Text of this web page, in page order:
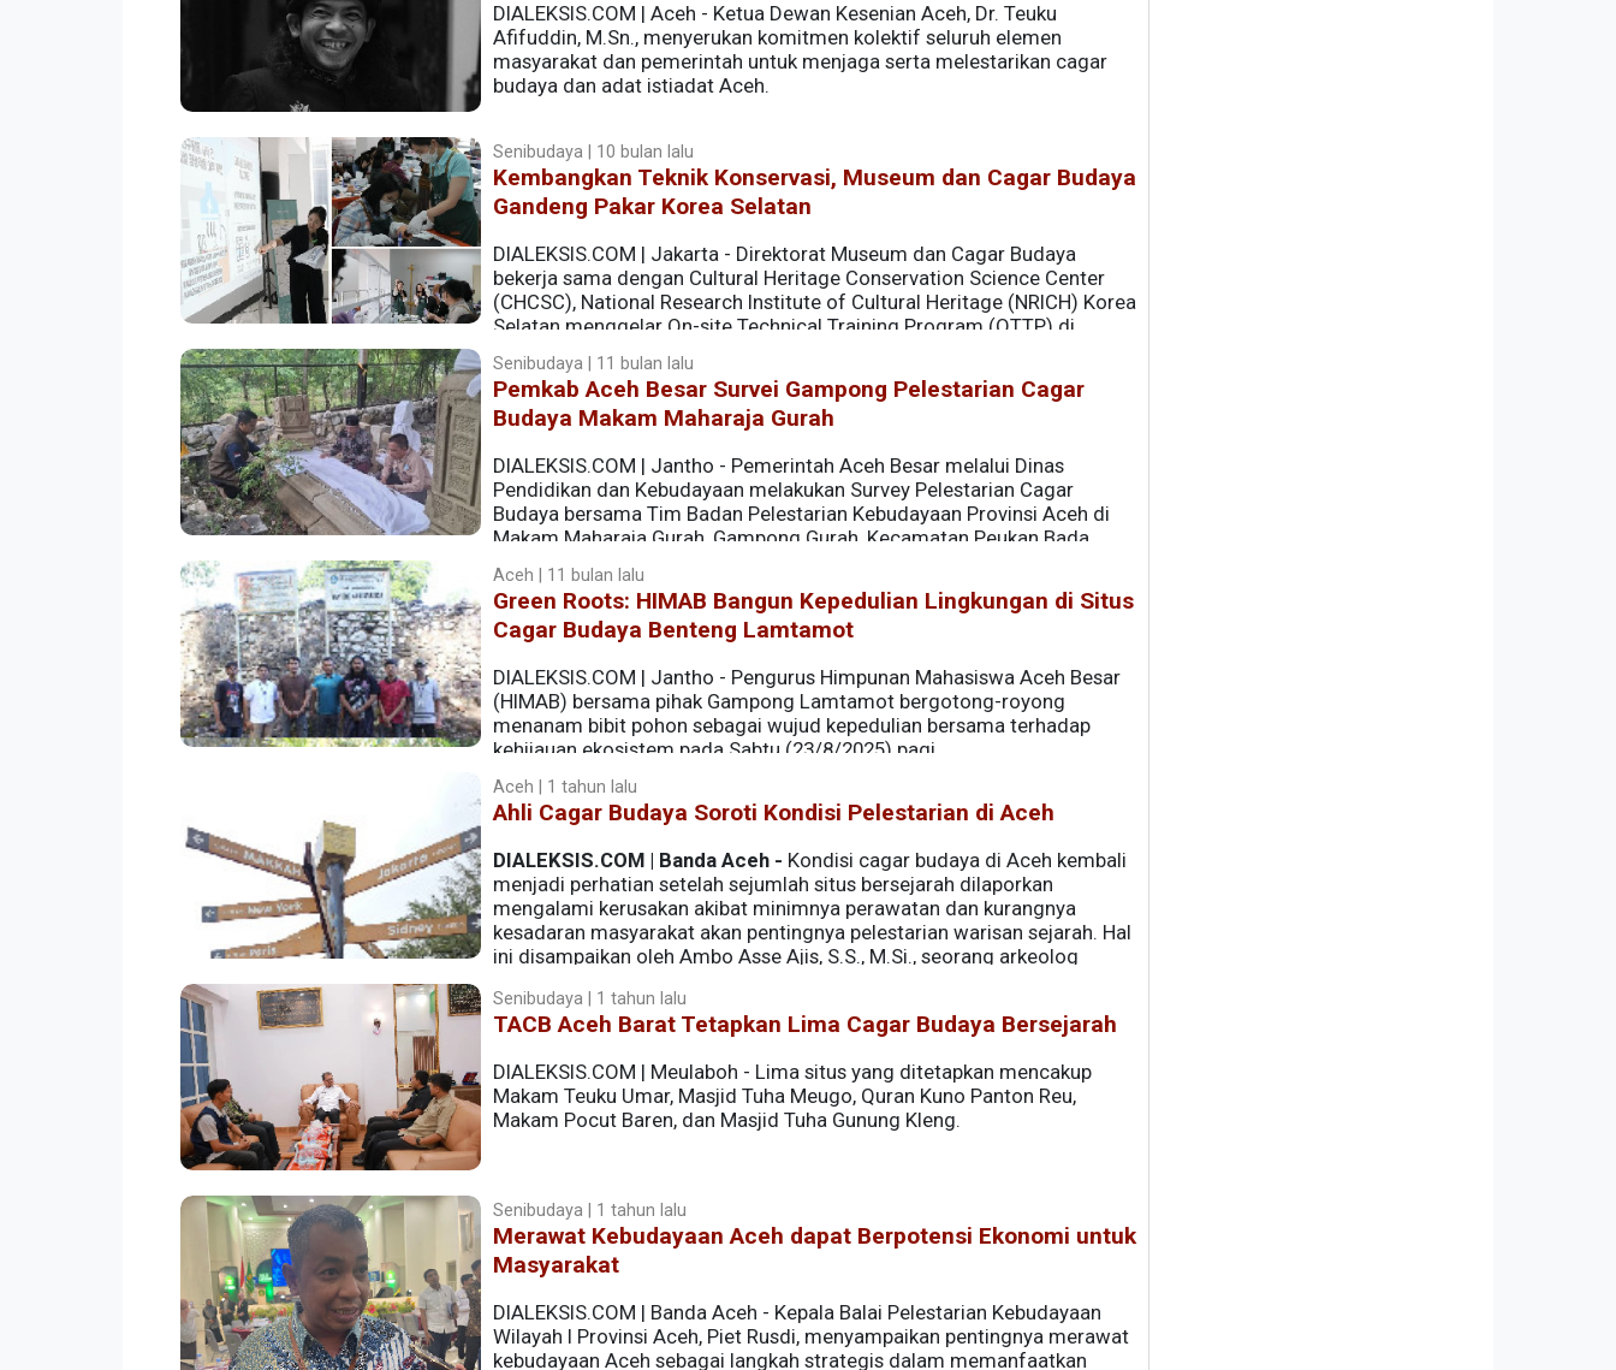
DIALEKSIS.COM | Aceh - Ketua Dewan Kesenian Aceh, Dr. Teuku
Afifuddin, M.Sn., menyerukan komitmen kolektif seluruh elemen
masyarakat dan pemerintah untuk menjaga serta melestarikan cagar
budaya dan adat istiadat Aceh.
Senibudaya | 10 bulan lalu
Kembangkan Teknik Konservasi, Museum dan Cagar Budaya
Gandeng Pakar Korea Selatan
DIALEKSIS.COM | Jakarta - Direktorat Museum dan Cagar Budaya
bekerja sama dengan Cultural Heritage Conservation Science Center
(CHCSC), National Research Institute of Cultural Heritage (NRICH) Korea
Selatan menggelar On-site Technical Training Program (OTTP) di
Museum Nasional Indonesia, Jakarta, pada 25-29 Agustus 2025.
Senibudaya | 11 bulan lalu
Pemkab Aceh Besar Survei Gampong Pelestarian Cagar
Budaya Makam Maharaja Gurah
DIALEKSIS.COM | Jantho - Pemerintah Aceh Besar melalui Dinas
Pendidikan dan Kebudayaan melakukan Survey Pelestarian Cagar
Budaya bersama Tim Badan Pelestarian Kebudayaan Provinsi Aceh di
Makam Maharaja Gurah, Gampong Gurah, Kecamatan Peukan Bada,
Kamis (28/8/2025).
Aceh | 11 bulan lalu
Green Roots: HIMAB Bangun Kepedulian Lingkungan di Situs
Cagar Budaya Benteng Lamtamot
DIALEKSIS.COM | Jantho - Pengurus Himpunan Mahasiswa Aceh Besar
(HIMAB) bersama pihak Gampong Lamtamot bergotong-royong
menanam bibit pohon sebagai wujud kepedulian bersama terhadap
kehijauan ekosistem pada Sabtu (23/8/2025) pagi.
Aceh | 1 tahun lalu
Ahli Cagar Budaya Soroti Kondisi Pelestarian di Aceh
DIALEKSIS.COM | Banda Aceh - Kondisi cagar budaya di Aceh kembali
menjadi perhatian setelah sejumlah situs bersejarah dilaporkan
mengalami kerusakan akibat minimnya perawatan dan kurangnya
kesadaran masyarakat akan pentingnya pelestarian warisan sejarah. Hal
ini disampaikan oleh Ambo Asse Ajis, S.S., M.Si., seorang arkeolog
sekaligus anggota tim ahli cagar budaya (TACB) di Aceh.
Senibudaya | 1 tahun lalu
TACB Aceh Barat Tetapkan Lima Cagar Budaya Bersejarah
DIALEKSIS.COM | Meulaboh - Lima situs yang ditetapkan mencakup
Makam Teuku Umar, Masjid Tuha Meugo, Quran Kuno Panton Reu,
Makam Pocut Baren, dan Masjid Tuha Gunung Kleng.
Senibudaya | 1 tahun lalu
Merawat Kebudayaan Aceh dapat Berpotensi Ekonomi untuk
Masyarakat
DIALEKSIS.COM | Banda Aceh - Kepala Balai Pelestarian Kebudayaan
Wilayah I Provinsi Aceh, Piet Rusdi, menyampaikan pentingnya merawat
kebudayaan Aceh sebagai langkah strategis dalam memanfaatkan